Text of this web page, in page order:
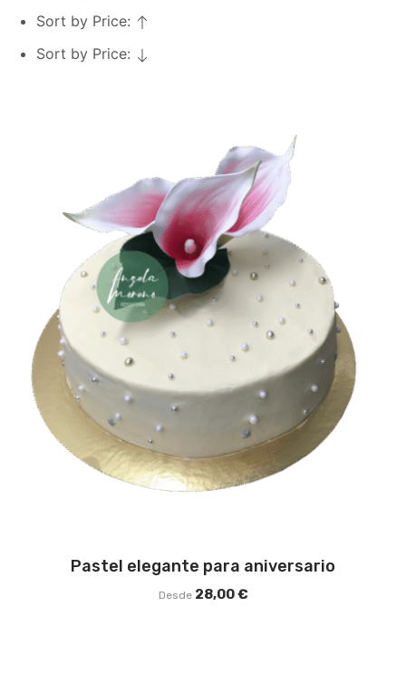
Sort by Price:
Sort by Price:
Pastel elegante para aniversario
Desde 28,00€